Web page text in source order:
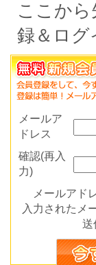
ここか
録＆ログ
メールア
ドレス
確認(再入
力)
メールアド
入力されたメ
送